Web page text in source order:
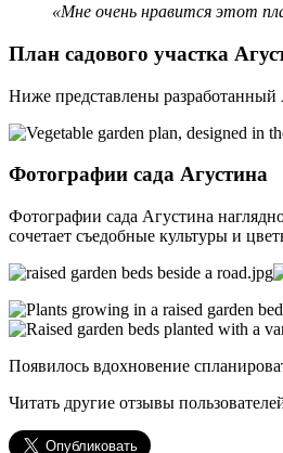
«Мне очень нравится этот
План садового участка
Ниже представлены разработанный
Фотографии сада Агустина
Фотографии сада Агустина
сочетает съедобные культуры и
Появилось вдохновение
Читать другие отзывы